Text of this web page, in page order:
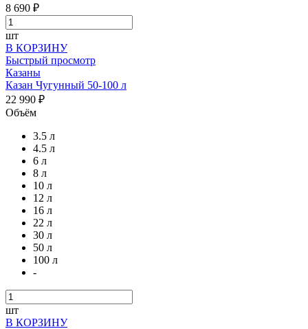
8 690 ₽
шт
В КОРЗИНУ
Быстрый просмотр
Казаны
Казан Чугунный 50-100 л
22 990 ₽
Объём
3.5 л
4.5 л
6 л
8 л
10 л
12 л
16 л
22 л
30 л
50 л
100 л
-
шт
В КОРЗИНУ